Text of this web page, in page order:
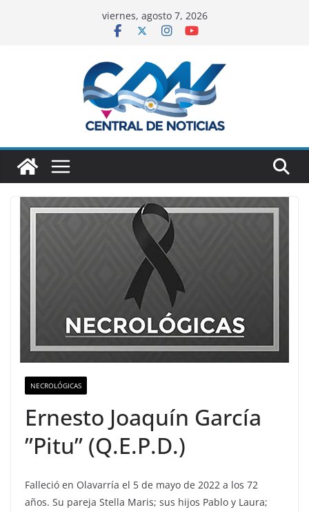
viernes, agosto 7, 2026
NECROLÓGICAS
Ernesto Joaquín García
”Pitu” (Q.E.P.D.)
Falleció en Olavarría el 5 de mayo de 2022 a los 72
años. Su pareja Stella Maris; sus hijos Pablo y Laura;